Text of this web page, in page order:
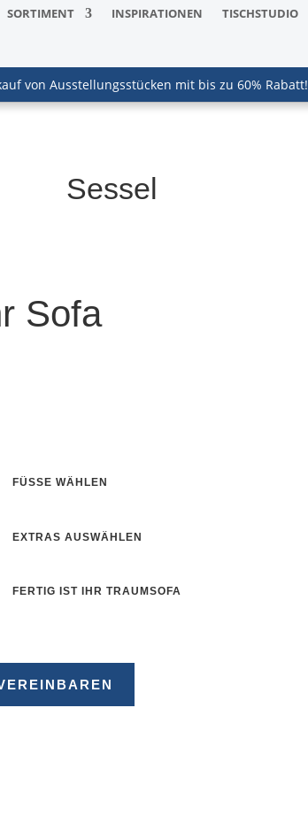
SORTIMENT INSPIRATIONEN TISCHSTUDIO
von Ausstellungsstücken mit bis zu 60% Rabatt!
Sessel
Sofa
FÜSSE WÄHLEN
EXTRAS AUSWÄHLEN
FERTIG IST IHR TRAUMSOFA